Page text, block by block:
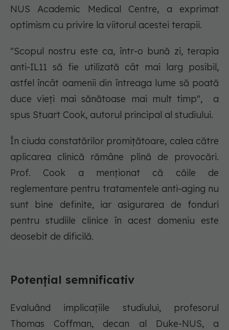
NUS Academic Medical Centre, a exprimat
optimism cu privire la viitorul acestei terapii.
"Scopul nostru este ca, într-o bună zi, terapia
anti-IL11 să fie utilizată cât mai larg posibil,
astfel încât oamenii din întreaga lume să poată
duce vieți mai sănătoase mai mult timp", a
spus Stuart Cook, autorul principal al studiului.
În ciuda constatărilor promițătoare, calea către
aplicarea clinică rămâne plină de provocări.
Prof. Cook a menționat că căile de
reglementare pentru tratamentele anti-aging nu
sunt bine definite, iar asigurarea de fonduri
pentru studiile clinice în acest domeniu este
deosebit de dificilă.
Potențial semnificativ
Evaluând implicațiile studiului, profesorul
Thomas Coffman, decan al Duke-NUS, a